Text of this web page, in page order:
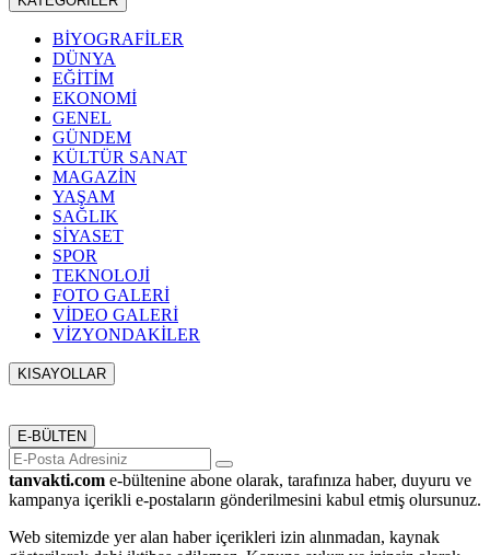
BİYOGRAFİLER
DÜNYA
EĞİTİM
EKONOMİ
GENEL
GÜNDEM
KÜLTÜR SANAT
MAGAZİN
YAŞAM
SAĞLIK
SİYASET
SPOR
TEKNOLOJİ
FOTO GALERİ
VİDEO GALERİ
VİZYONDAKİLER
KISAYOLLAR
E-BÜLTEN
tanvakti.com e-bültenine abone olarak, tarafınıza haber, duyuru ve
kampanya içerikli e-postaların gönderilmesini kabul etmiş olursunuz.
Web sitemizde yer alan haber içerikleri izin alınmadan, kaynak